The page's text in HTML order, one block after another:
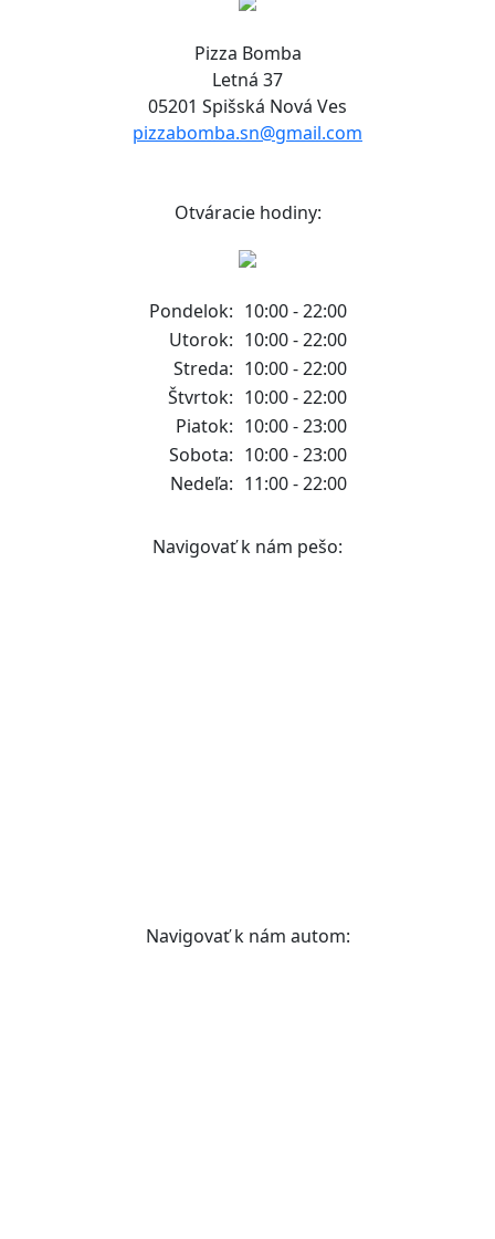
Pizza Bomba
Letná 37
05201 Spišská Nová Ves
pizzabomba.sn@gmail.com
Otváracie hodiny:
Pondelok: 10:00 - 22:00
Utorok: 10:00 - 22:00
Streda: 10:00 - 22:00
Štvrtok: 10:00 - 22:00
Piatok: 10:00 - 23:00
Sobota: 10:00 - 23:00
Nedeľa: 11:00 - 22:00
Navigovať k nám pešo:
Navigovať k nám autom: